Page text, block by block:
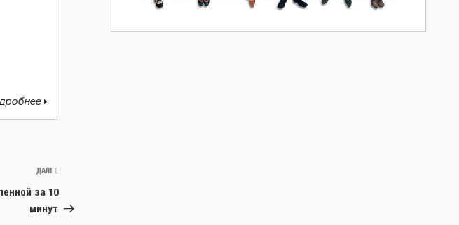
Следующая
запись
ДАЛЕЕ
за 10
минут